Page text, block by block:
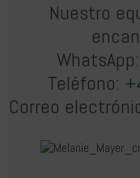
Nuestro
WhatsApp:
Teléfono:
Correo